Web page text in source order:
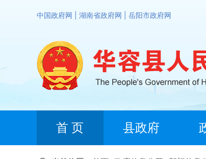
中国政府网 湖南省政府网 岳阳市政府网
首 页 县政府